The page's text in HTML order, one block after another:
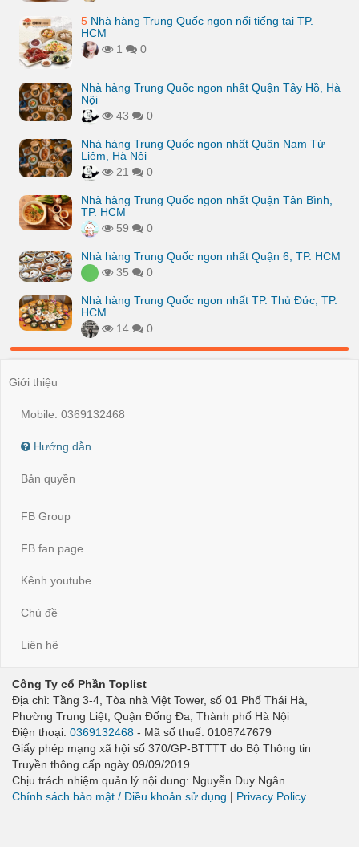
5 Nhà hàng Trung Quốc ngon nổi tiếng tại TP.
HCM
1
0
Nhà hàng Trung Quốc ngon nhất Quận Tây Hồ, Hà
Nội
43
0
Nhà hàng Trung Quốc ngon nhất Quận Nam Từ
Liêm, Hà Nội
21
0
Nhà hàng Trung Quốc ngon nhất Quận Tân Bình,
TP. HCM
59
0
Nhà hàng Trung Quốc ngon nhất Quận 6, TP. HCM
35
0
Nhà hàng Trung Quốc ngon nhất TP. Thủ Đức, TP.
HCM
14
0
Giới thiệu
Mobile: 0369132468
Hướng dẫn
Bản quyền
FB Group
FB fan page
Kênh youtube
Chủ đề
Liên hệ
Công Ty cổ Phần Toplist
Địa chỉ: Tầng 3-4, Tòa nhà Việt Tower, số 01 Phố Thái Hà,
Phường Trung Liệt, Quận Đống Đa, Thành phố Hà Nội
Điện thoại: 0369132468 - Mã số thuế: 0108747679
Giấy phép mạng xã hội số 370/GP-BTTTT do Bộ Thông tin
Truyền thông cấp ngày 09/09/2019
Chịu trách nhiệm quản lý nội dung: Nguyễn Duy Ngân
Chính sách bảo mật / Điều khoản sử dụng | Privacy Policy